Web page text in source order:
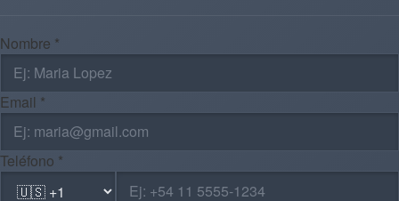
Nombre *
Email *
Teléfono *